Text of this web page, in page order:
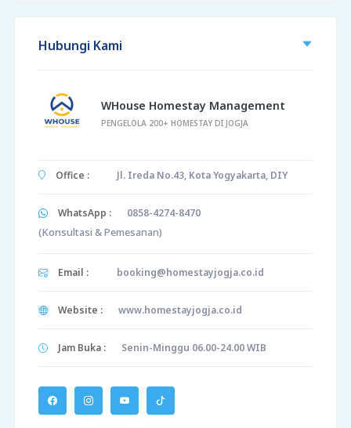
Hubungi Kami
WHouse Homestay Management
PENGELOLA 200+ HOMESTAY DI JOGJA
Office : Jl. Ireda No.43, Kota Yogyakarta, DIY
WhatsApp : 0858-4274-8470
(Konsultasi & Pemesanan)
Email : booking@homestayjogja.co.id
Website : www.homestayjogja.co.id
Jam Buka : Senin-Minggu 06.00-24.00 WIB